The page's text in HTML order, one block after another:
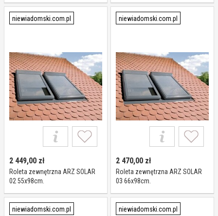
niewiadomski.com.pl
2 449,00 zł
Roleta zewnętrzna ARZ SOLAR
02 55x98cm.
niewiadomski.com.pl
2 470,00 zł
Roleta zewnętrzna ARZ SOLAR
03 66x98cm.
niewiadomski.com.pl niewiadomski.com.pl